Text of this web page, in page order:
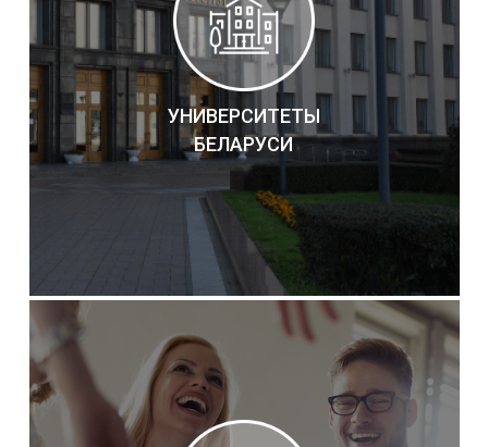
УНИВЕРСИТЕТЫ
БЕЛАРУСИ